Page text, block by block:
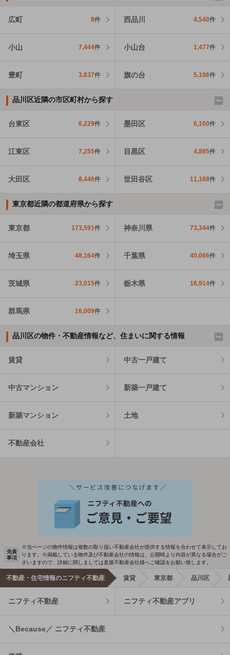
広町 8件 西品川 4,540件
小山 7,444件 小山台 1,477件
豊町 3,837件 旗の台 5,106件
品川区近隣の市区町村から探す
台東区 6,229件 墨田区 6,160件
江東区 7,255件 目黒区 4,885件
大田区 8,446件 世田谷区 11,168件
東京都近隣の都道府県から探す
東京都 173,591件 神奈川県 73,344件
埼玉県 48,164件 千葉県 40,066件
茨城県 23,015件 栃木県 16,914件
群馬県 16,009件
品川区の物件・不動産情報など、住まいに関する情報
賃貸 中古一戸建て
中古マンション 新築一戸建て
新築マンション 土地
不動産会社
免責
事項
※当ページの物件情報は複数の取り扱い不動産会社が提供する情報を合わせて表示してお
ります。※掲載している物件及び不動産会社の情報は、公開時より内容が異なる場合がご
ざいますので、詳細に関しましては直接不動産会社様へご確認をお願い致します。
不動産・住宅情報のニフティ不動産 賃貸 東京都 品川区
ニフティ不動産 ニフティ不動産アプリ
＼Because／ ニフティ不動産